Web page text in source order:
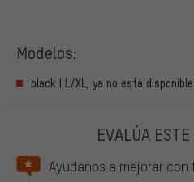
Modelos:
black | L/XL, ya no está disponible
EVALÚA ESTE
Ayudanos a mejorar con